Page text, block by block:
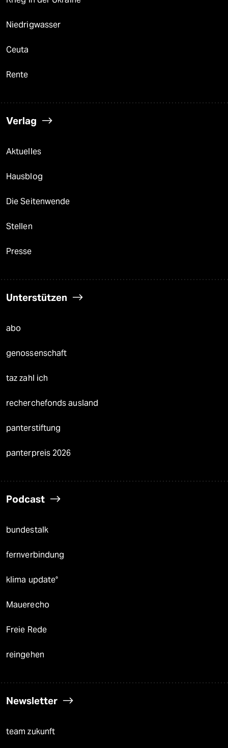
Niedrigwasser
Ceuta
Rente
Verlag
Aktuelles
Hausblog
Die Seitenwende
Stellen
Presse
Unterstützen
abo
genossenschaft
taz zahl ich
recherchefonds ausland
panterstiftung
panterpreis 2026
Podcast
bundestalk
fernverbindung
klima update°
Mauerecho
Freie Rede
reingehen
Newsletter
team zukunft